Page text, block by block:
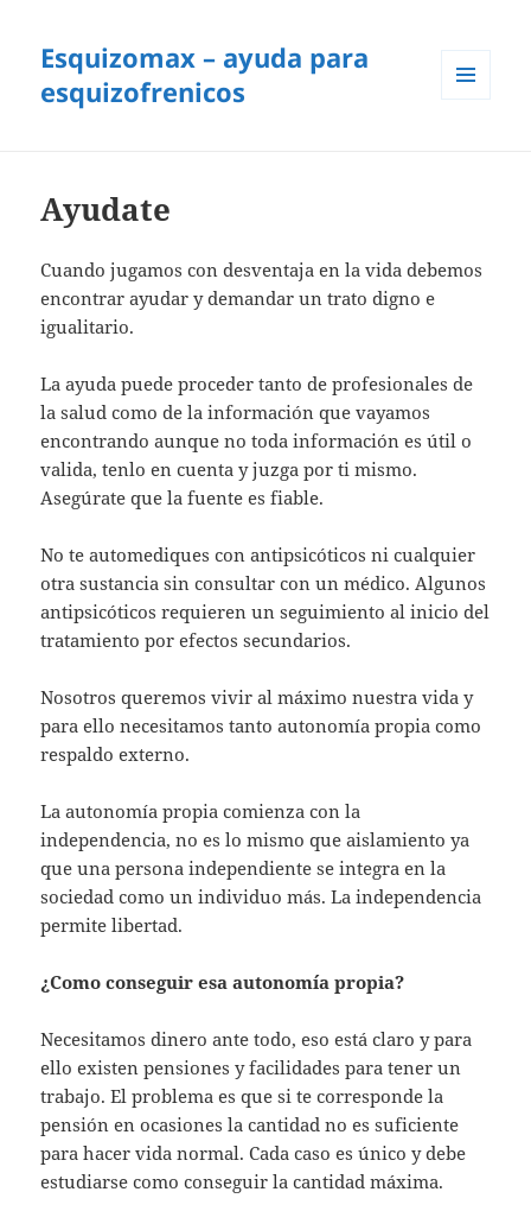
Esquizomax – ayuda para
esquizofrenicos
Ayudate
Cuando jugamos con desventaja en la vida debemos
encontrar ayudar y demandar un trato digno e
igualitario.
La ayuda puede proceder tanto de profesionales de
la salud como de la información que vayamos
encontrando aunque no toda información es útil o
valida, tenlo en cuenta y juzga por ti mismo.
Asegúrate que la fuente es fiable.
No te automediques con antipsicóticos ni cualquier
otra sustancia sin consultar con un médico. Algunos
antipsicóticos requieren un seguimiento al inicio del
tratamiento por efectos secundarios.
Nosotros queremos vivir al máximo nuestra vida y
para ello necesitamos tanto autonomía propia como
respaldo externo.
La autonomía propia comienza con la
independencia, no es lo mismo que aislamiento ya
que una persona independiente se integra en la
sociedad como un individuo más. La independencia
permite libertad.
¿Como conseguir esa autonomía propia?
Necesitamos dinero ante todo, eso está claro y para
ello existen pensiones y facilidades para tener un
trabajo. El problema es que si te corresponde la
pensión en ocasiones la cantidad no es suficiente
para hacer vida normal. Cada caso es único y debe
estudiarse como conseguir la cantidad máxima.